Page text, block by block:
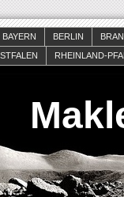
BAYERN BERLIN
RHEINLAND-